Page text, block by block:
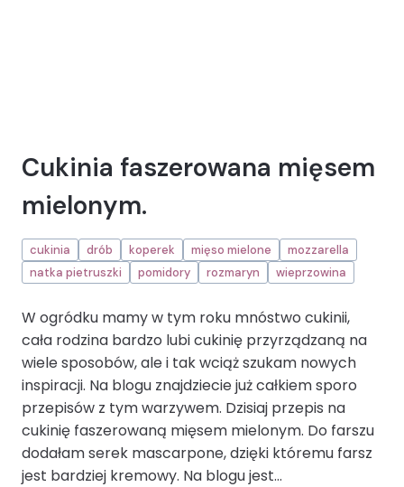
Cukinia faszerowana mięsem
mielonym.
cukinia drób koperek mięso mielone
mozzarella
natka pietruszki
pomidory rozmaryn wieprzowina
W ogródku mamy w tym roku mnóstwo cukinii,
cała rodzina bardzo lubi cukinię przyrządzaną na
wiele sposobów, ale i tak wciąż szukam nowych
inspiracji. Na blogu znajdziecie już całkiem sporo
przepisów z tym warzywem. Dzisiaj przepis na
cukinię faszerowaną mięsem mielonym. Do farszu
dodałam serek mascarpone, dzięki któremu farsz
jest bardziej kremowy. Na blogu jest…